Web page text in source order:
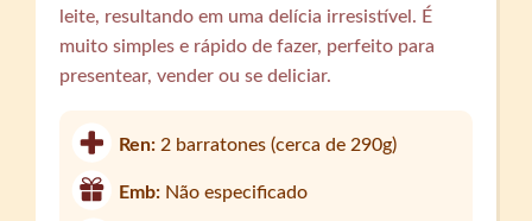
leite, resultando em uma delícia irresistível. É
muito simples e rápido de fazer, perfeito para
presentear, vender ou se deliciar.
Ren: 2 barratones (cerca de 290g)
Emb: Não especificado